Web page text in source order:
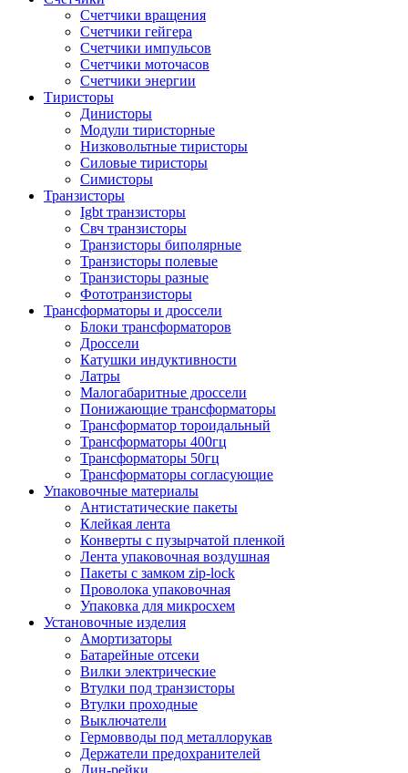
Счетчики вращения
Счетчики гейгера
Счетчики импульсов
Счетчики моточасов
Счетчики энергии
Тиристоры
Динисторы
Модули тиристорные
Низковольтные тиристоры
Силовые тиристоры
Симисторы
Транзисторы
Igbt транзисторы
Свч транзисторы
Транзисторы биполярные
Транзисторы полевые
Транзисторы разные
Фототранзисторы
Трансформаторы и дроссели
Блоки трансформаторов
Дроссели
Катушки индуктивности
Латры
Малогабаритные дроссели
Понижающие трансформаторы
Трансформатор тороидальный
Трансформаторы 400гц
Трансформаторы 50гц
Трансформаторы согласующие
Упаковочные материалы
Антистатические пакеты
Клейкая лента
Конверты с пузырчатой пленкой
Лента упаковочная воздушная
Пакеты с замком zip-lock
Проволока упаковочная
Упаковка для микросхем
Установочные изделия
Амортизаторы
Батарейные отсеки
Вилки электрические
Втулки под транзисторы
Втулки проходные
Выключатели
Гермовводы под металлорукав
Держатели предохранителей
Дин-рейки